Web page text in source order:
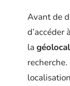
Avant de
d’accéder
la